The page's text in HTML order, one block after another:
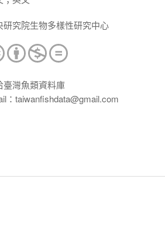
研究院生物多樣性研究中心
臺灣魚類資料庫
：taiwanfishdata@gmail.com